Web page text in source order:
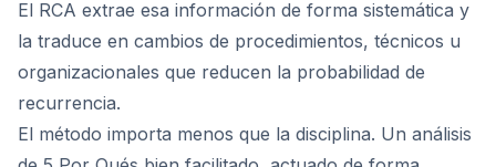
El RCA extrae esa información de forma sistemática y
la traduce en cambios de procedimientos, técnicos u
organizacionales que reducen la probabilidad de
recurrencia.
El método importa menos que la disciplina. Un análisis